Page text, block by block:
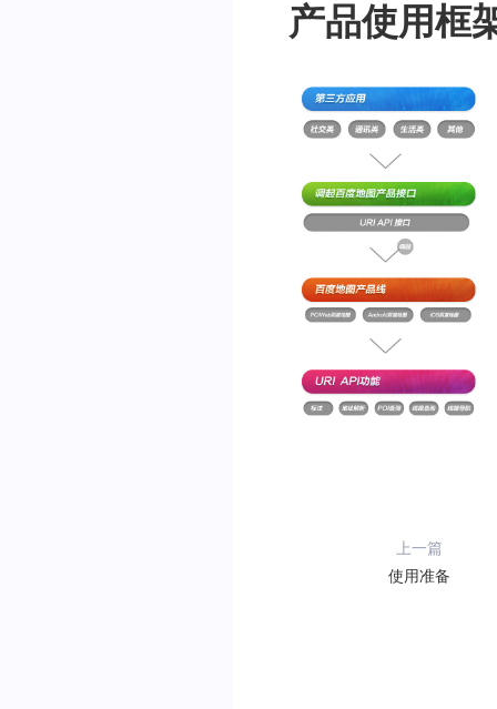
产品使用框
上一篇
使用准备